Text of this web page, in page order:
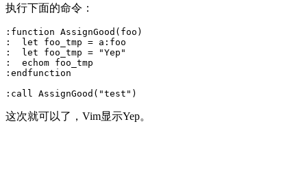
执行下面的命令：
:function AssignGood(foo)
:  let foo_tmp = a:foo
:  let foo_tmp = "Yep"
:  echom foo_tmp
:endfunction
这次就可以了，Vim显示Yep。